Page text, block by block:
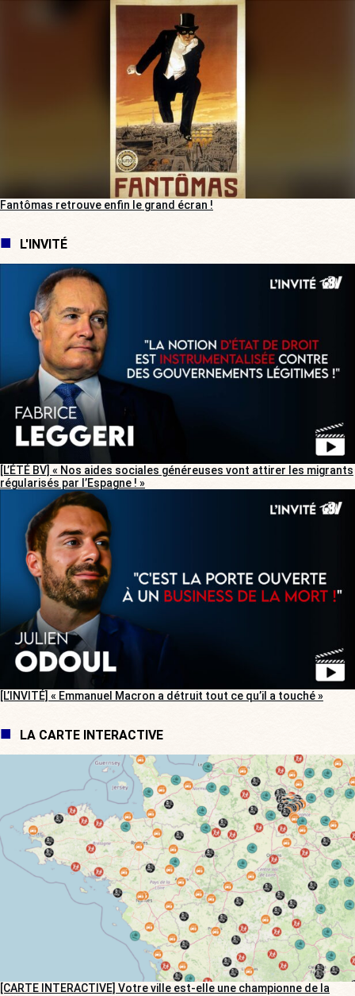
Fantômas retrouve enfin le grand écran !
L'INVITÉ
[L’ÉTÉ BV] « Nos aides sociales généreuses vont attirer les migrants
régularisés par l’Espagne ! »
[L’INVITÉ] « Emmanuel Macron a détruit tout ce qu’il a touché »
LA CARTE INTERACTIVE
[CARTE INTERACTIVE] Votre ville est-elle une championne de la